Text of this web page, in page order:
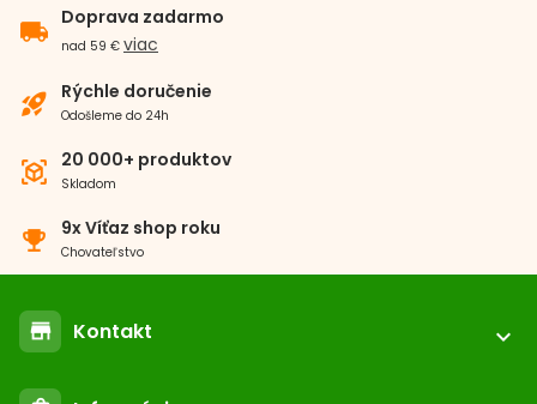
Testy vody
Umelé rastliny do akvária
pH meter, Konduktometer
local_shipping
Doprava zadarmo
nad 59 € viac
rocket_launch Rýchle doručenie
Odošleme do 24h
view_in_ar 20 000+ produktov
Skladom
emoji_events 9x Víťaz shop roku
Chovateľstvo
store Kontakt
expand_more
location_on